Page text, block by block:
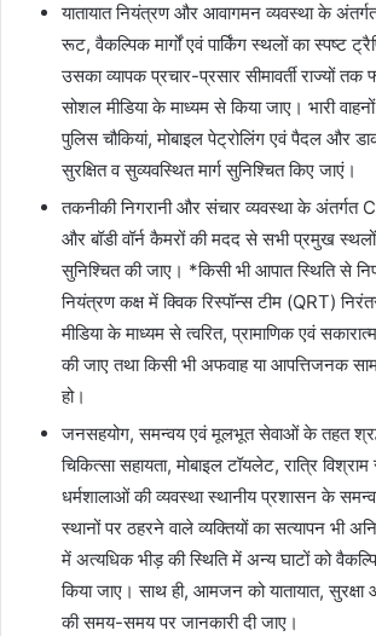
यातायात नियंत्रण और आवागमन व्यवस्था के
रूट, वैकल्पिक मार्गों एवं पार्किंग स्थलों का स्पष्ट
उसका व्यापक प्रचार-प्रसार सीमावर्ती राज्यों तक
सोशल मीडिया के माध्यम से किया जाए। भारी
पुलिस चौकियां, मोबाइल पेट्रोलिंग एवं पैदल और
सुरक्षित व सुव्यवस्थित मार्ग सुनिश्चित किए जाएं।
तकनीकी निगरानी और संचार व्यवस्था के अंतर्गत
और बॉडी वॉर्न कैमरों की मदद से सभी प्रमुख
सुनिश्चित की जाए। *किसी भी आपात स्थिति से
नियंत्रण कक्ष में क्विक रिस्पॉन्स टीम (QRT)
मीडिया के माध्यम से त्वरित, प्रामाणिक एवं
की जाए तथा किसी भी अफवाह या आपत्तिजनक
हो।
जनसहयोग, समन्वय एवं मूलभूत सेवाओं के तहत
चिकित्सा सहायता, मोबाइल टॉयलेट, रात्रि विश्राम
धर्मशालाओं की व्यवस्था स्थानीय प्रशासन के
स्थानों पर ठहरने वाले व्यक्तियों का सत्यापन भी
में अत्यधिक भीड़ की स्थिति में अन्य घाटों को
किया जाए। साथ ही, आमजन को यातायात,
की समय-समय पर जानकारी दी जाए।